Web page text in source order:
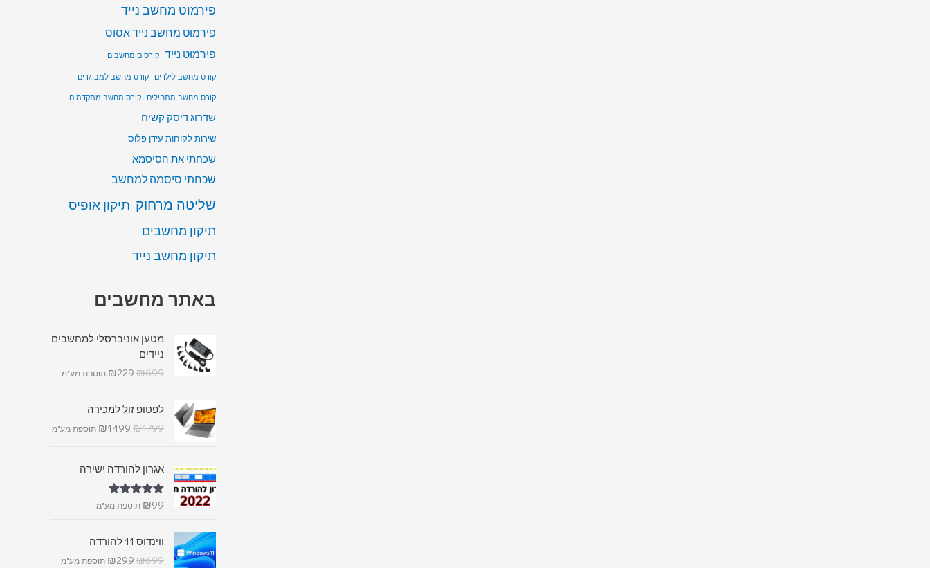
פירמוט מחשב נייד
פירמוט מחשב נייד אסוס
פירמוט נייד קורסים מחשבים
קורס מחשב לילדים קורס מחשב למבוגרים
קורס מחשב מתחילים קורס מחשב מתקדמים
שדרוג דיסק קשיח
שירות לקוחות עידן פלוס
שכחתי את הסיסמא
שכחתי סיסמה למחשב
שליטה מרחוק תיקון אופיס
תיקון מחשבים
תיקון מחשב נייד
באתר מחשבים
מטען אוניברסלי למחשבים
ניידים
₪699
₪229 תוספת מע"מ
לפטופ זול למכירה
₪1799
₪1499 תוספת מע"מ
אגרון להורדה ישירה
דורג5.00₪99 תוספת מע"מ
ווינדוס 11 להורדה
₪699
₪299 תוספת מע"מ